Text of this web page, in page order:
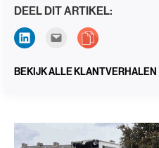
DEEL DIT ARTIKEL:
BEKIJK ALLE KLANTVERHALEN